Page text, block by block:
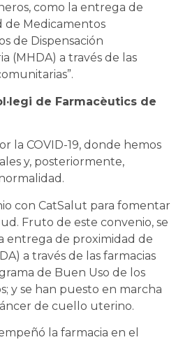
como la entrega de
de Medicamentos
de Dispensación
(MHDA) a través de las
de Farmacèutics de
la COVID-19, donde hemos
y, posteriormente,
con CatSalut para fomentar
Fruto de este convenio, se
entrega de proximidad de
a través de las farmacias
de Buen Uso de los
y se han puesto en marcha
de cuello uterino.
la farmacia en el